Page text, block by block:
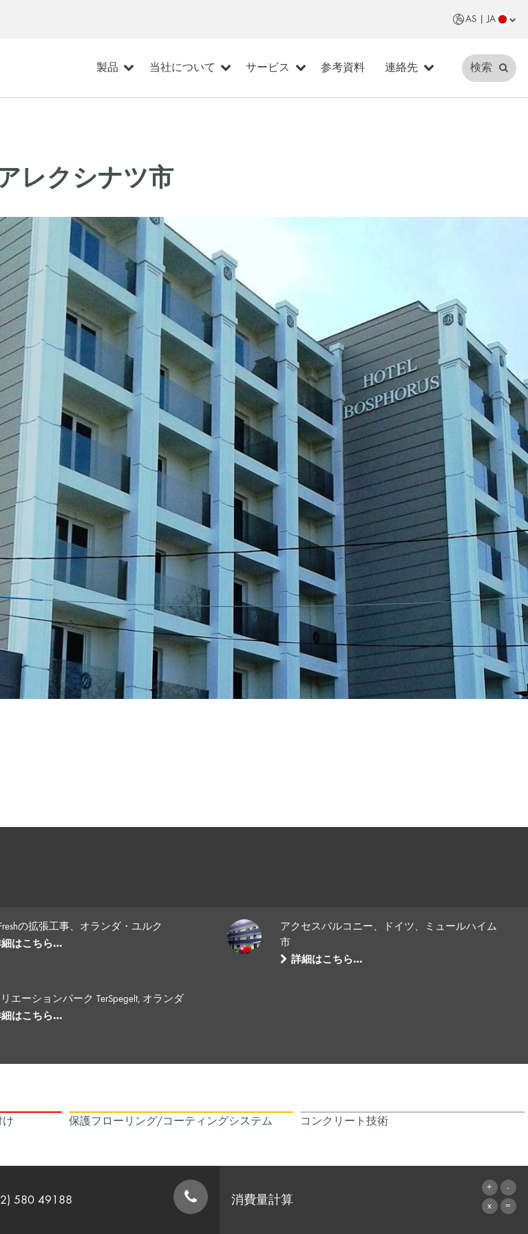
AS | JA
製品 当社について サービス 参考資料 連絡先 検索
レクシナツ市
の拡張工事、オランダ・ユルク
細はこちら…
アクセスバルコニー、ドイツ、ミュールハイム
市
詳細はこちら…
エーションパーク TerSpegelt, オランダ
細はこちら…
け 保護フローリング/コーティングシステム コンクリート技術
580 49188 消費量計算